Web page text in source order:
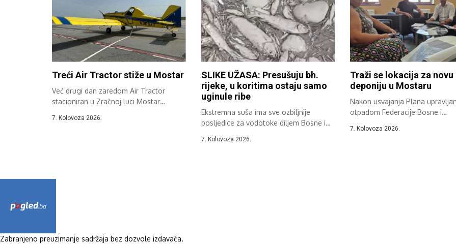
Treći Air Tractor stiže u Mostar
Već drugi dan zaredom Air Tractor
stacioniran u Zračnoj luci Mostar
7. Kolovoza 2026.
SLIKE UŽASA: Presušuju bh.
rijeke, u koritima ostaju samo
uginule ribe
Ekstremna suša ima sve ozbiljnije
posljedice za vodotoke diljem Bosne i
7. Kolovoza 2026.
Traži se lokacija za novu
deponiju u Mostaru
Nakon usvajanja Plana
otpadom Federacije Bosne i
7. Kolovoza 2026.
Zabranjeno preuzimanje sadržaja bez dozvole izdavača.